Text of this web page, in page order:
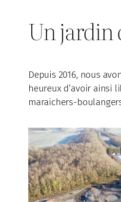
Un jardin
Depuis 2016, nous
heureux d’avoir ainsi
maraichers-